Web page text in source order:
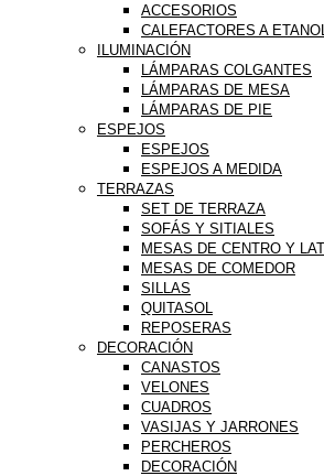
ACCESORIOS
CALEFACTORES A ETANOL
ILUMINACIÓN
LÁMPARAS COLGANTES
LÁMPARAS DE MESA
LÁMPARAS DE PIE
ESPEJOS
ESPEJOS
ESPEJOS A MEDIDA
TERRAZAS
SET DE TERRAZA
SOFÁS Y SITIALES
MESAS DE CENTRO Y
MESAS DE COMEDOR
SILLAS
QUITASOL
REPOSERAS
DECORACIÓN
CANASTOS
VELONES
CUADROS
VASIJAS Y JARRONES
PERCHEROS
DECORACIÓN